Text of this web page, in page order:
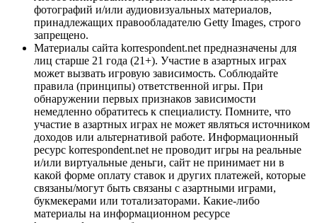
фотографий и/или аудиовизуальных материалов,
принадлежащих правообладателю Getty Images, строго
запрещено.
Материалы сайта korrespondent.net предназначены для
лиц старше 21 года (21+). Участие в азартных играх
может вызвать игровую зависимость. Соблюдайте
правила (принципы) ответственной игры. При
обнаружении первых признаков зависимости
немедленно обратитесь к специалисту. Помните, что
участие в азартных играх не может являться источником
доходов или альтернативой работе. Информационный
ресурс korrespondent.net не проводит игры на реальные
и/или виртуальные деньги, сайт не принимает ни в
какой форме оплату ставок и других платежей, которые
связаны/могут быть связаны с азартными играми,
букмекерами или тотализаторами. Какие-либо
материалы на информационном ресурсе